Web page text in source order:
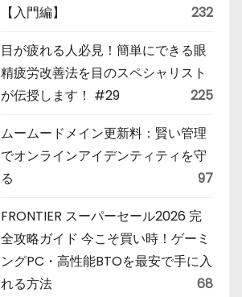
【入門編】
232
目が疲れる人必見！簡単にできる眼
精疲労改善法を目のスペシャリスト
が伝授します！ #29
225
ムームードメイン更新料：賢い管理
でオンラインアイデンティティを守
る
97
FRONTIER スーパーセール2026 完
全攻略ガイド 今こそ買い時！ゲーミ
ングPC・高性能BTOを最安で手に入
れる方法
68